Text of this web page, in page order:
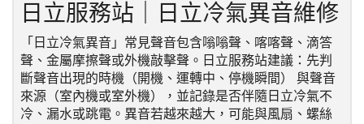
日立服務站｜日立冷氣異音維修
「日立冷氣異音」常見聲音包含嗡嗡聲、喀喀聲、滴答
聲、金屬摩擦聲或外機敲擊聲。日立服務站建議：先判
斷聲音出現的時機（開機、運轉中、停機瞬間） 與聲音
來源（室內機或室外機），並記錄是否伴隨日立冷氣不
冷、漏水或跳電。異音若越來越大，可能與風扇、螺絲